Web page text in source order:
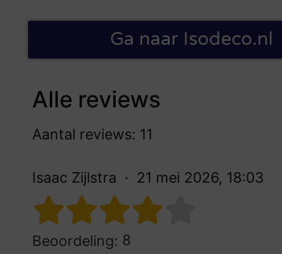
Ga naar Isodeco.nl
Alle reviews
Aantal reviews: 11
Isaac Zijlstra 21 mei 2026, 18:03
Beoordeling: 8